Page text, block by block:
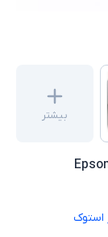
بیشتر
استوک